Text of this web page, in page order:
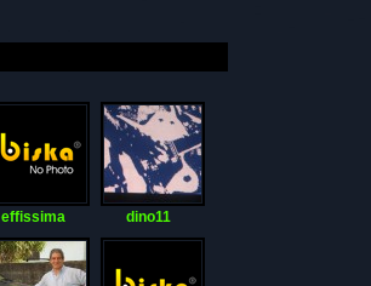
effissima dino11